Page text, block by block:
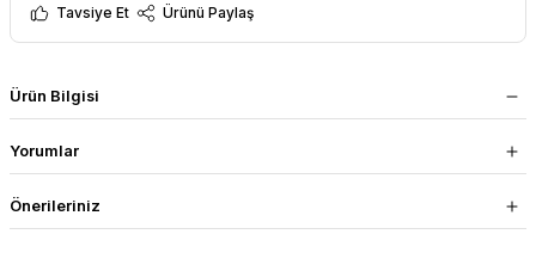
Tavsiye Et
Ürünü Paylaş
Ürün Bilgisi
Yorumlar
Önerileriniz